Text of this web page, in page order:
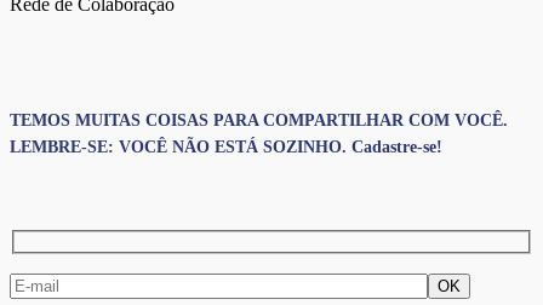
Rede de Colaboração
TEMOS MUITAS COISAS PARA COMPARTILHAR COM VOCÊ.
LEMBRE-SE: VOCÊ NÃO ESTÁ SOZINHO. Cadastre-se!